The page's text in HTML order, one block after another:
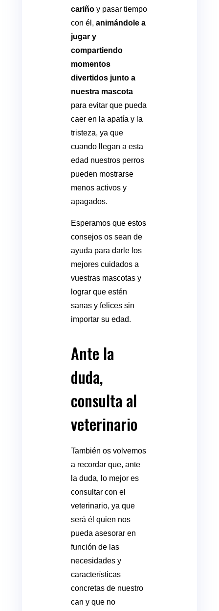
cariñoy pasar tiempo
con él, animándole a
jugar y
compartiendo
momentos
divertidos junto a
nuestra mascota
para evitar que pueda
caer en la apatía y la
tristeza, ya que
cuando llegan a esta
edad nuestros perros
pueden mostrarse
menos activos y
apagados.
Esperamos que estos
consejos os sean de
ayuda para darle los
mejores cuidados a
vuestras mascotas y
lograr que estén
sanas y felices sin
importar su edad.
Ante la
duda,
consulta al
veterinario
También os volvemos
a recordar que, ante
la duda, lo mejor es
consultar con el
veterinario, ya que
será él quien nos
pueda asesorar en
función de las
necesidades y
características
concretas de nuestro
can y que no